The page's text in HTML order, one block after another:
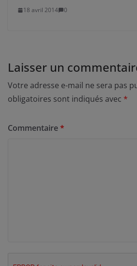
18 avril 2014 0
Laisser un
Votre adresse e-mail ne sera pas
obligatoires sont indiqués avec *
Commentaire*